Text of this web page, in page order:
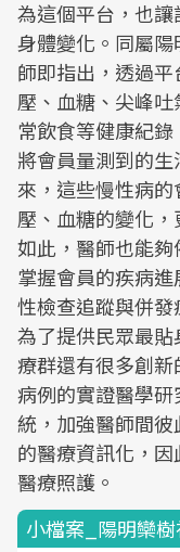
為這個平台，也
身體變化。同屬
師即指出，透過
壓、血糖、尖峰
常飲食等健康紀
將會員量測到的
來，這些慢性病
壓、血糖的變化
如此，醫師也能
掌握會員的疾病
性檢查追蹤與併發
為了提供民眾最
療群還有很多創
病例的實證醫學
統，加強醫師間
的醫療資訊化，
醫療照護。
小檔案_陽明欒